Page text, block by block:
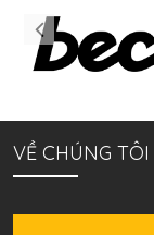
VỀ CHÚNG TÔI